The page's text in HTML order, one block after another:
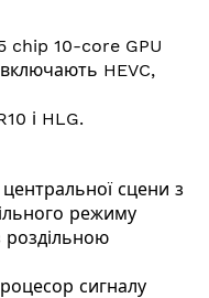
chip 10-core GPU
HEVC,
і HLG.
сцени з
режиму
роздільною
сигналу